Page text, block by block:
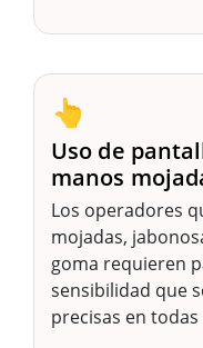
👆
Uso de
manos
Los operadores
mojadas,
goma requieren
sensibilidad que
precisas en